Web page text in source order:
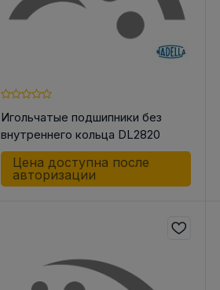
Игольчатые подшипники без
внутреннего кольца DL2820
Цена доступна после
авторизации